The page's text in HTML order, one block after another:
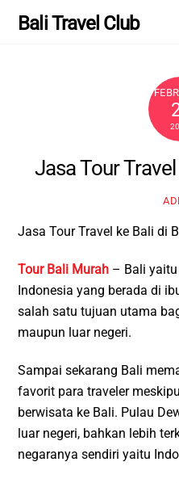
Bali Travel Club
Jasa Tour
Jasa Tour Travel ke Bali di
Tour Bali Murah – Bali
Indonesia yang berada di
salah satu tujuan utama
maupun luar negeri.
Sampai sekarang Bali
favorit para traveler
berwisata ke Bali. Pulau
luar negeri, bahkan lebih
negaranya sendiri yaitu